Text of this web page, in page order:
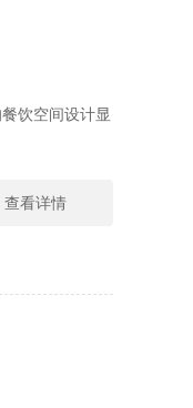
饮空间设计显
查看详情